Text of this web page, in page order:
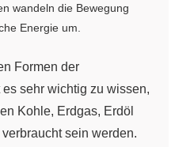
wandeln die Bewegung
Energie um.
Formen der
sehr wichtig zu wissen,
Kohle, Erdgas, Erdöl
sein werden.